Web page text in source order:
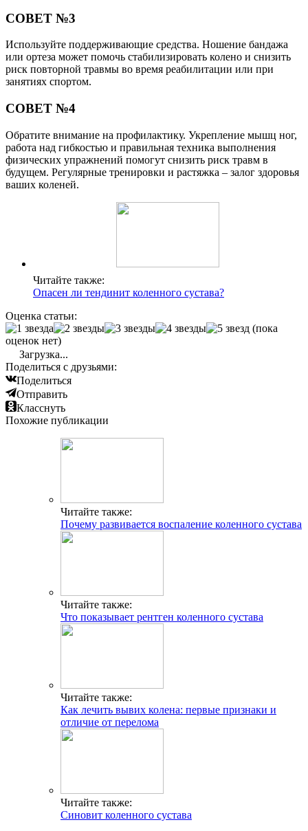
СОВЕТ №3
Используйте поддерживающие средства. Ношение бандажа
или ортеза может помочь стабилизировать колено и снизить
риск повторной травмы во время реабилитации или при
занятиях спортом.
СОВЕТ №4
Обратите внимание на профилактику. Укрепление мышц ног,
работа над гибкостью и правильная техника выполнения
физических упражнений помогут снизить риск травм в
будущем. Регулярные тренировки и растяжка – залог здоровья
ваших коленей.
Читайте также:
Опасен ли тендинит коленного сустава?
Оценка статьи:
(пока
оценок нет)
Загрузка...
Поделиться с друзьями:
Поделиться
Отправить
Класснуть
Похожие публикации
Читайте также:
Почему развивается воспаление коленного сустава
Читайте также:
Что показывает рентген коленного сустава
Читайте также:
Как лечить вывих колена: первые признаки и
отличие от перелома
Читайте также:
Синовит коленного сустава